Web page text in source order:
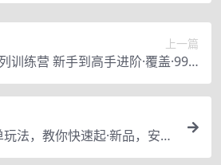
上一篇
训练营 新手到高手进阶·覆盖·99%
知识 看透·对手 学会运营
法，教你快速起·新品，安全